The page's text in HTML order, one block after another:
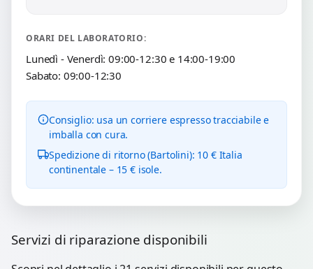
ORARI DEL LABORATORIO:
Lunedì - Venerdì: 09:00-12:30 e 14:00-19:00
Sabato: 09:00-12:30
Consiglio: usa un corriere espresso tracciabile e
imballa con cura.
Spedizione di ritorno (Bartolini): 10 € Italia
continentale – 15 € isole.
Servizi di riparazione disponibili